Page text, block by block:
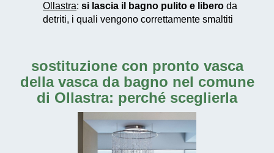
Ollastra: si lascia il bagno pulito e libero da
detriti, i quali vengono correttamente smaltiti
sostituzione con pronto vasca
della vasca da bagno nel comune
di Ollastra: perché sceglierla